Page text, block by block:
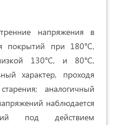
напряжения в
покрытий при 180°С,
130°С, и 80°С,
характер, проходя
аналогичный
наблюдается
под действием